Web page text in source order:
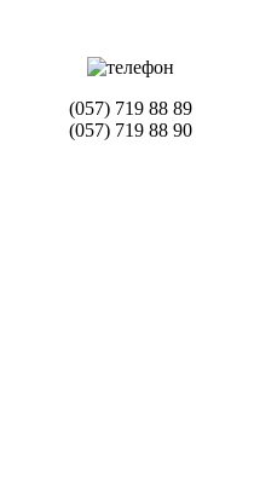
(057) 719 88 89
(057) 719 88 90